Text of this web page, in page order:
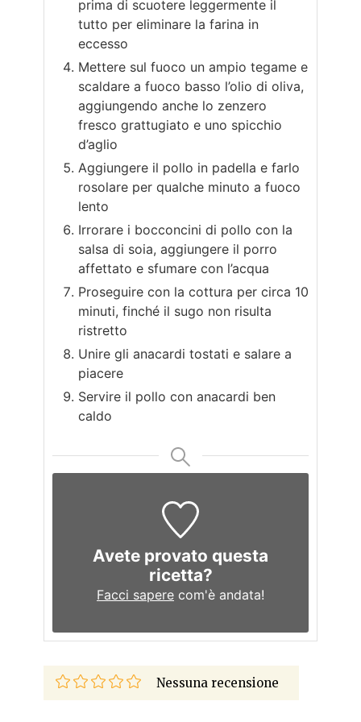
prima di scuotere leggermente il
tutto per eliminare la farina in
eccesso
Mettere sul fuoco un ampio tegame e
scaldare a fuoco basso l’olio di oliva,
aggiungendo anche lo zenzero
fresco grattugiato e uno spicchio
d’aglio
Aggiungere il pollo in padella e farlo
rosolare per qualche minuto a fuoco
lento
Irrorare i bocconcini di pollo con la
salsa di soia, aggiungere il porro
affettato e sfumare con l’acqua
Proseguire con la cottura per circa 10
minuti, finché il sugo non risulta
ristretto
Unire gli anacardi tostati e salare a
piacere
Servire il pollo con anacardi ben
caldo
Avete provato questa
ricetta?
Facci sapere com'è andata!
Nessuna recensione